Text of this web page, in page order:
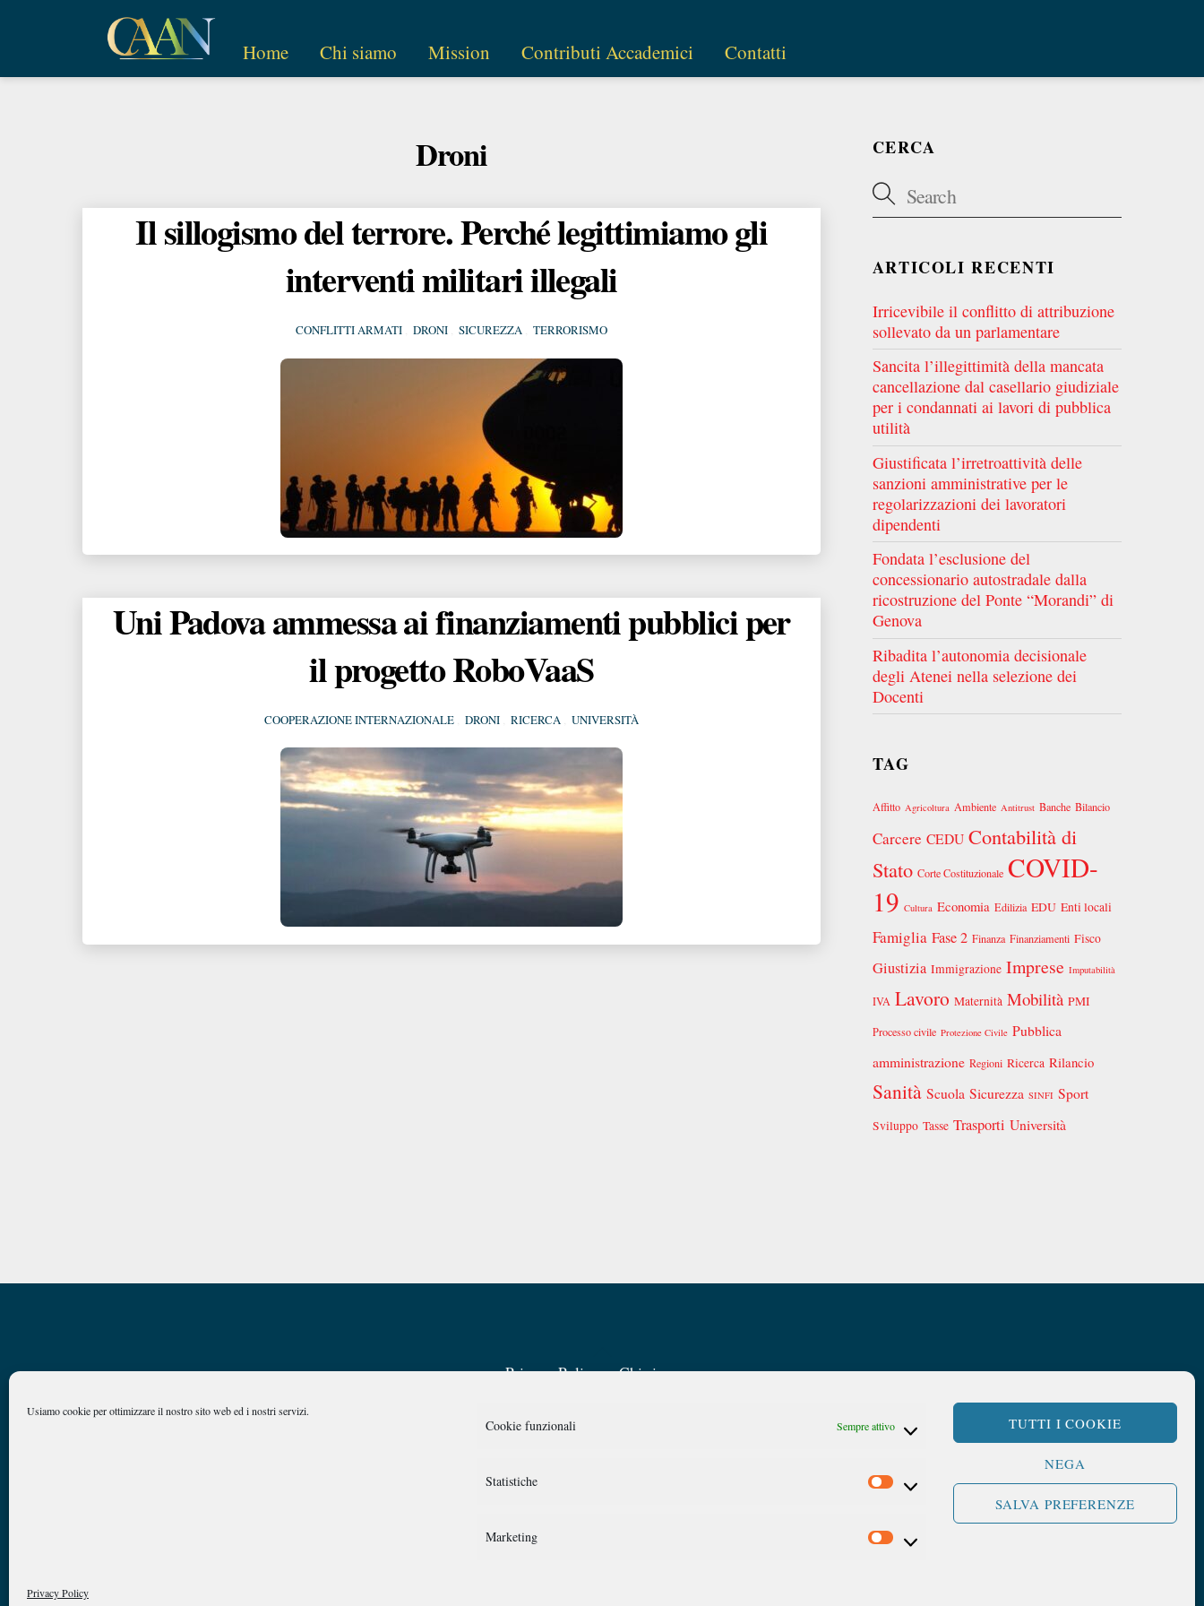
Usiamo cookie per ottimizzare il nostro sito web ed i nostri servizi.
Cookie funzionali Sempre attivo
Statistiche
Marketing
TUTTI I COOKIE
NEGA
SALVA PREFERENZE
Privacy Policy
Home Chi siamo Mission Contributi Accademici Contatti
Droni
Il sillogismo del terrore. Perché legittimiamo gli
interventi militari illegali
CONFLITTI ARMATI DRONI SICUREZZA TERRORISMO
Uni Padova ammessa ai finanziamenti pubblici per
il progetto RoboVaaS
COOPERAZIONE INTERNAZIONALE DRONI RICERCA UNIVERSITÀ
CERCA
ARTICOLI RECENTI
Irricevibile il conflitto di attribuzione
sollevato da un parlamentare
Sancita l’illegittimità della mancata
cancellazione dal casellario giudiziale
per i condannati ai lavori di pubblica
utilità
Giustificata l’irretroattività delle
sanzioni amministrative per le
regolarizzazioni dei lavoratori
dipendenti
Fondata l’esclusione del
concessionario autostradale dalla
ricostruzione del Ponte “Morandi” di
Genova
Ribadita l’autonomia decisionale
degli Atenei nella selezione dei
Docenti
TAG
Affitto Agricoltura Ambiente Antitrust Banche Bilancio
Carcere CEDU Contabilità di
Stato Corte Costituzionale COVID-
19 Cultura Economia Edilizia EDU Enti locali
Famiglia Fase 2 Finanza Finanziamenti Fisco
Giustizia Immigrazione Imprese Imputabilità
IVA Lavoro Maternità Mobilità PMI
Processo civile Protezione Civile Pubblica
amministrazione Regioni Ricerca Rilancio
Sanità Scuola Sicurezza SINFI Sport
Sviluppo Tasse Trasporti Università
Privacy Policy Chi siamo